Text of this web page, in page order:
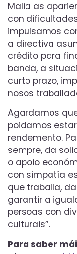
Malia as
con
impulsamos
a directiva
crédito para
banda, a
curto prazo,
nosos
Agardamos
poidamos
rendemento.
sempre, da
o apoio
con simpatía
que traballa,
garantir a
persoas con
culturais”.
Para saber